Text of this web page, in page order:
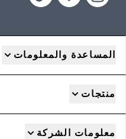
المساعدة والمعلومات
منتجات
معلومات الشركة